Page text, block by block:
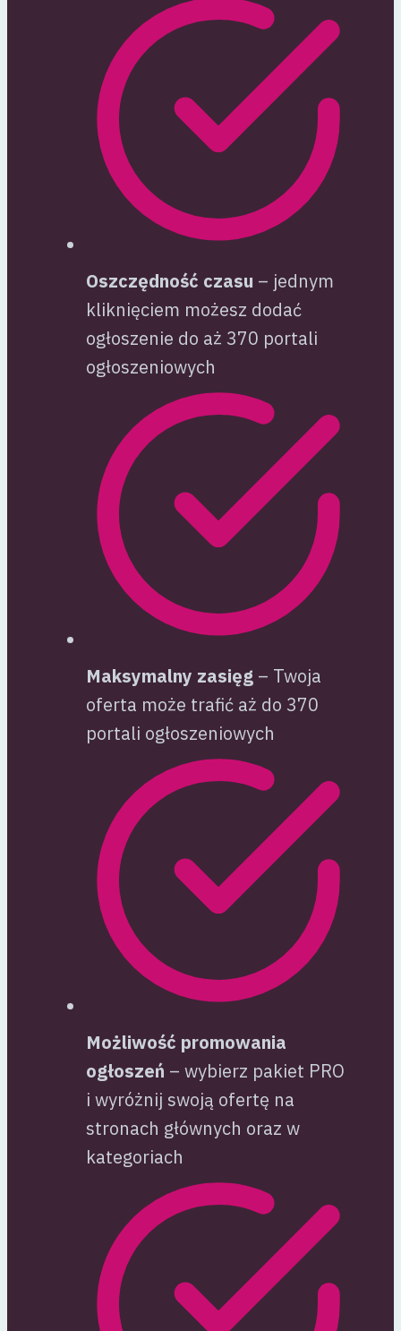
Oszczędność czasu – jednym
kliknięciem możesz dodać
ogłoszenie do aż 370 portali
ogłoszeniowych
Maksymalny zasięg – Twoja
oferta może trafić aż do 370
portali ogłoszeniowych
Możliwość promowania
ogłoszeń – wybierz pakiet PRO
i wyróżnij swoją ofertę na
stronach głównych oraz w
kategoriach